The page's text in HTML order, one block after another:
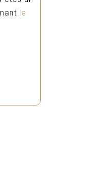
le